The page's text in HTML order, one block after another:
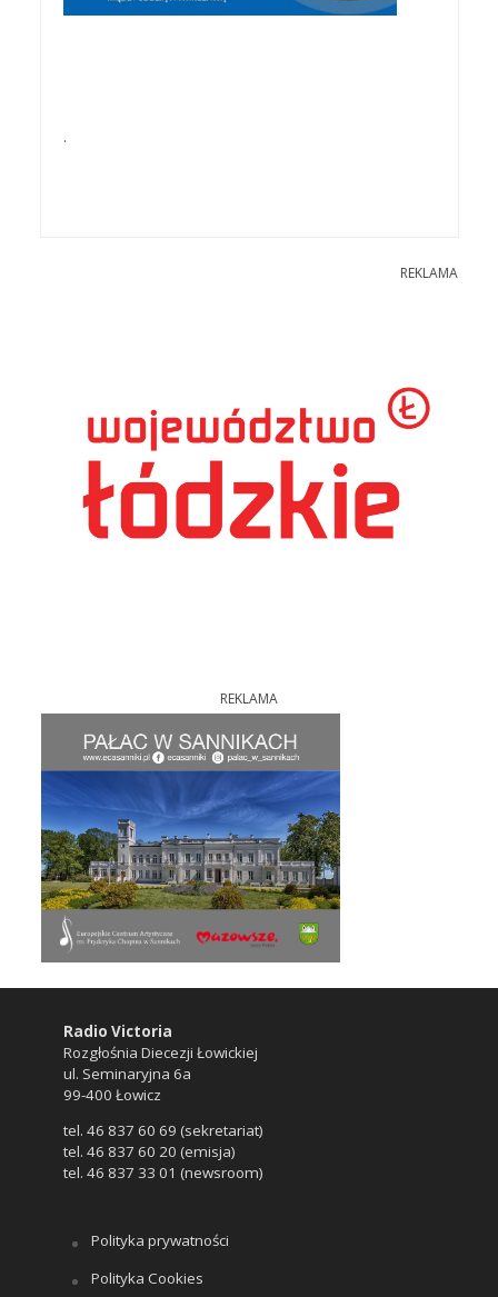
.
REKLAMA
REKLAMA
Radio Victoria
Rozgłośnia Diecezji Łowickiej
ul. Seminaryjna 6a
99-400 Łowicz
tel. 46 837 60 69 (sekretariat)
tel. 46 837 60 20 (emisja)
tel. 46 837 33 01 (newsroom)
Polityka prywatności
Polityka Cookies